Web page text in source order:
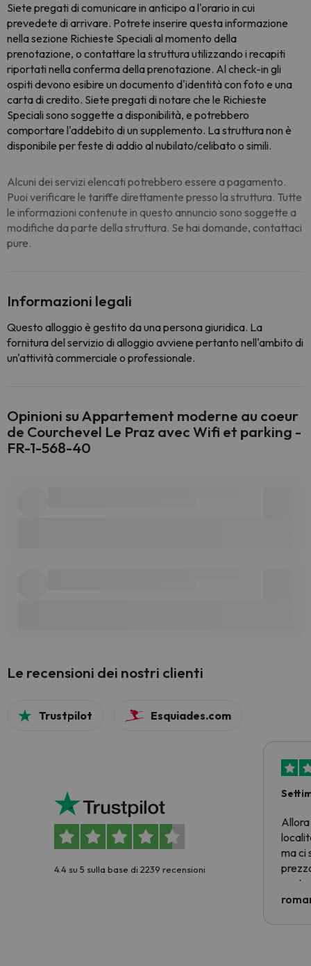
Siete pregati di comunicare in anticipo a l'orario in cui
prevedete di arrivare. Potrete inserire questa informazione
nella sezione Richieste Speciali al momento della
prenotazione, o contattare la struttura utilizzando i recapiti
riportati nella conferma della prenotazione. Al check-in gli
ospiti devono esibire un documento d'identità con foto e una
carta di credito. Siete pregati di notare che le Richieste
Speciali sono soggette a disponibilità, e potrebbero
comportare l'addebito di un supplemento. La struttura non è
disponibile per feste di addio al nubilato/celibato o simili.
Alcuni dei servizi elencati potrebbero essere a pagamento.
Puoi verificare le tariffe direttamente presso la struttura. Tutte
le informazioni contenute in questo annuncio sono soggette a
modifiche da parte della struttura. Se hai domande, contattaci
pure.
Informazioni legali
Questo alloggio è gestito da una persona giuridica. La
fornitura del servizio di alloggio avviene pertanto nell'ambito di
un'attività commerciale o professionale.
Opinioni su Appartement moderne au coeur
de Courchevel Le Praz avec Wifi et parking -
FR-1-568-40
Le recensioni dei nostri clienti
Trustpilot Esquiades.com
4.4 su 5 sulla base di 2239 recensioni
Allora
ma ci